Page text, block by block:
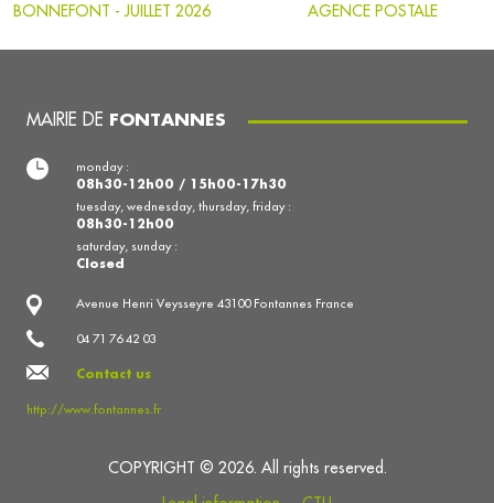
BONNEFONT - JUILLET 2026
AGENCE POSTALE
MAIRIE DE FONTANNES
Avenue Henri Veysseyre 43100 Fontannes France
04 71 76 42 03
Contact us
http://www.fontannes.fr
monday :
08h30-12h00 / 15h00-17h30
tuesday, wednesday, thursday, friday :
08h30-12h00
saturday, sunday :
Closed
COPYRIGHT © 2026. All rights reserved.